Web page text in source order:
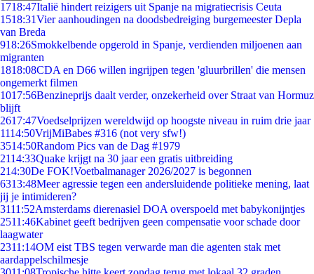
1718:47Italië hindert reizigers uit Spanje na migratiecrisis Ceuta
1518:31Vier aanhoudingen na doodsbedreiging burgemeester Depla
van Breda
918:26Smokkelbende opgerold in Spanje, verdienden miljoenen aan
migranten
1818:08CDA en D66 willen ingrijpen tegen 'gluurbrillen' die mensen
ongemerkt filmen
1017:56Benzineprijs daalt verder, onzekerheid over Straat van Hormuz
blijft
2617:47Voedselprijzen wereldwijd op hoogste niveau in ruim drie jaar
1114:50VrijMiBabes #316 (not very sfw!)
3514:50Random Pics van de Dag #1979
2114:33Quake krijgt na 30 jaar een gratis uitbreiding
214:30De FOK!Voetbalmanager 2026/2027 is begonnen
6313:48Meer agressie tegen een andersluidende politieke mening, laat
jij je intimideren?
3111:52Amsterdams dierenasiel DOA overspoeld met babykonijntjes
2511:46Kabinet geeft bedrijven geen compensatie voor schade door
laagwater
2311:14OM eist TBS tegen verwarde man die agenten stak met
aardappelschilmesje